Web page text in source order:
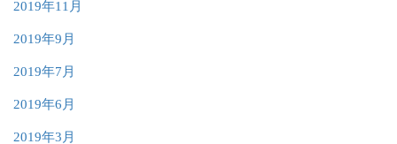
2019年11月
2019年9月
2019年7月
2019年6月
2019年3月